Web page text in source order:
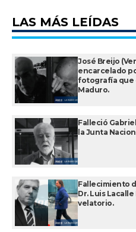
LAS MÁS LEÍDAS
José Breijo
encarcelado
fotografía que
Maduro.
Falleció
la Junta
Fallecimiento
Dr. Luis
velatorio.